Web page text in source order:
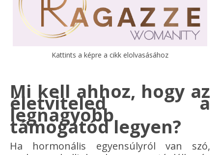
Kattints a képre a cikk elolvasásához
Mi kell ahhoz, hogy az
életviteled a
legnagyobb
támogatód legyen?
Ha hormonális egyensúlyról van szó,